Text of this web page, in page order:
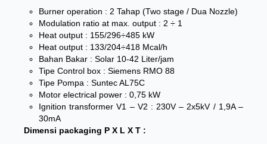
Burner operation : 2 Tahap (Two stage / Dua Nozzle)
Modulation ratio at max. output : 2 ÷ 1
Heat output : 155/296÷485 kW
Heat output : 133/204÷418 Mcal/h
Bahan Bakar : Solar 10-42 Liter/jam
Tipe Control box : Siemens RMO 88
Tipe Pompa : Suntec AL75C
Motor electrical power : 0,75 kW
Ignition transformer V1 – V2 : 230V – 2x5kV / 1,9A –
30mA
Dimensi packaging P X L X T :